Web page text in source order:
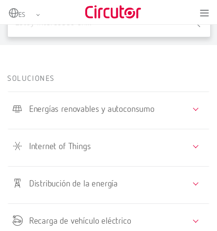
SOLUCIONES
Energías renovables y autoconsumo
Internet of Things
Distribución de la energía
Recarga de vehículo eléctrico